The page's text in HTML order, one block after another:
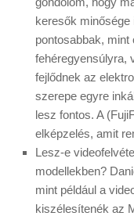
keresők minősége
pontosabbak, mint
fehéregyensúlyra,
fejlődnek az
szerepe egyre
lesz fontos. A
elképzelés, amit
Lesz-e
modellekben?
mint például a
kiszélesítenék az